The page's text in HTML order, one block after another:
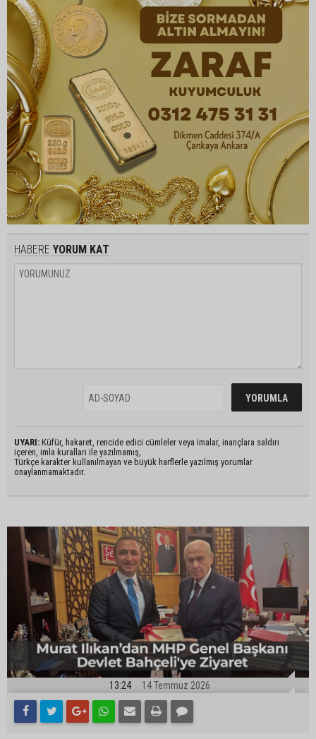
HABERE YORUM KAT
UYARI: Küfür, hakaret, rencide edici cümleler veya imalar, inançlara saldırı
içeren, imla kuralları ile yazılmamış,
Türkçe karakter kullanılmayan ve büyük harflerle yazılmış yorumlar
onaylanmamaktadır.
13:24 14 Temmuz 2026